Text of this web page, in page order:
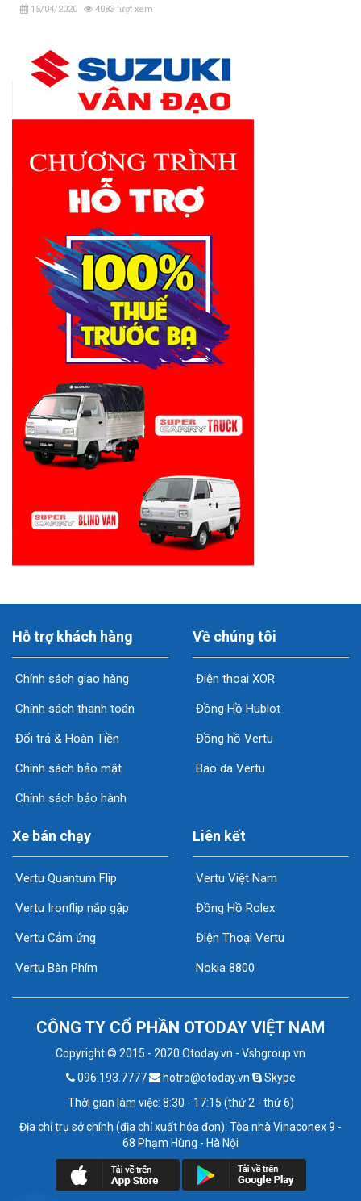
15/04/2020 4083 lượt xem
Hỗ trợ khách hàng
Chính sách giao hàng
Chính sách thanh toán
Đổi trả & Hoàn Tiền
Chính sách bảo mật
Chính sách bảo hành
Về chúng tôi
Điện thoại XOR
Đồng Hồ Hublot
Đồng hồ Vertu
Bao da Vertu
Xe bán chạy
Vertu Quantum Flip
Vertu Ironflip nắp gập
Vertu Cảm ứng
Vertu Bàn Phím
Liên kết
Vertu Việt Nam
Đồng Hồ Rolex
Điện Thoại Vertu
Nokia 8800
CÔNG TY CỔ PHẦN OTODAY VIỆT NAM
Copyright © 2015 - 2020 Otoday.vn - Vshgroup.vn
096.193.7777
hotro@otoday.vn
Skype
Thời gian làm việc: 8:30 - 17:15 (thứ 2 - thứ 6)
Địa chỉ trụ sở chính (địa chỉ xuất hóa đơn): Tòa nhà Vinaconex 9 -
68 Phạm Hùng - Hà Nội